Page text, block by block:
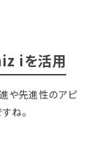
iを活用
や先進性のアピ
ね。